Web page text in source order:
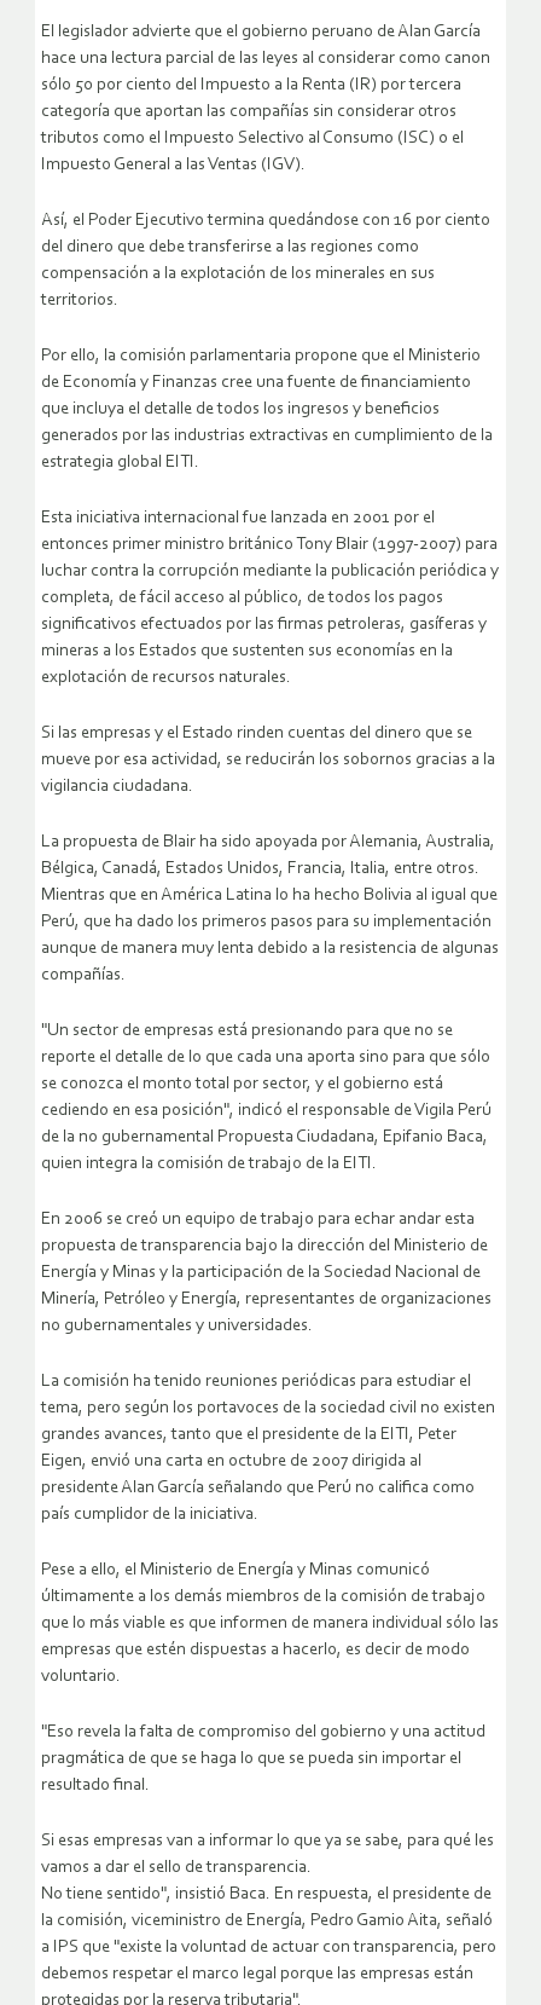
El legislador advierte que el gobierno peruano de Alan García
hace una lectura parcial de las leyes al considerar como canon
sólo 50 por ciento del Impuesto a la Renta (IR) por tercera
categoría que aportan las compañías sin considerar otros
tributos como el Impuesto Selectivo al Consumo (ISC) o el
Impuesto General a las Ventas (IGV).
Así, el Poder Ejecutivo termina quedándose con 16 por ciento
del dinero que debe transferirse a las regiones como
compensación a la explotación de los minerales en sus
territorios.
Por ello, la comisión parlamentaria propone que el Ministerio
de Economía y Finanzas cree una fuente de financiamiento
que incluya el detalle de todos los ingresos y beneficios
generados por las industrias extractivas en cumplimiento de la
estrategia global EITI.
Esta iniciativa internacional fue lanzada en 2001 por el
entonces primer ministro británico Tony Blair (1997-2007) para
luchar contra la corrupción mediante la publicación periódica y
completa, de fácil acceso al público, de todos los pagos
significativos efectuados por las firmas petroleras, gasíferas y
mineras a los Estados que sustenten sus economías en la
explotación de recursos naturales.
Si las empresas y el Estado rinden cuentas del dinero que se
mueve por esa actividad, se reducirán los sobornos gracias a la
vigilancia ciudadana.
La propuesta de Blair ha sido apoyada por Alemania, Australia,
Bélgica, Canadá, Estados Unidos, Francia, Italia, entre otros.
Mientras que en América Latina lo ha hecho Bolivia al igual que
Perú, que ha dado los primeros pasos para su implementación
aunque de manera muy lenta debido a la resistencia de algunas
compañías.
"Un sector de empresas está presionando para que no se
reporte el detalle de lo que cada una aporta sino para que sólo
se conozca el monto total por sector, y el gobierno está
cediendo en esa posición", indicó el responsable de Vigila Perú
de la no gubernamental Propuesta Ciudadana, Epifanio Baca,
quien integra la comisión de trabajo de la EITI.
En 2006 se creó un equipo de trabajo para echar andar esta
propuesta de transparencia bajo la dirección del Ministerio de
Energía y Minas y la participación de la Sociedad Nacional de
Minería, Petróleo y Energía, representantes de organizaciones
no gubernamentales y universidades.
La comisión ha tenido reuniones periódicas para estudiar el
tema, pero según los portavoces de la sociedad civil no existen
grandes avances, tanto que el presidente de la EITI, Peter
Eigen, envió una carta en octubre de 2007 dirigida al
presidente Alan García señalando que Perú no califica como
país cumplidor de la iniciativa.
Pese a ello, el Ministerio de Energía y Minas comunicó
últimamente a los demás miembros de la comisión de trabajo
que lo más viable es que informen de manera individual sólo las
empresas que estén dispuestas a hacerlo, es decir de modo
voluntario.
"Eso revela la falta de compromiso del gobierno y una actitud
pragmática de que se haga lo que se pueda sin importar el
resultado final.
Si esas empresas van a informar lo que ya se sabe, para qué les
vamos a dar el sello de transparencia.
No tiene sentido", insistió Baca. En respuesta, el presidente de
la comisión, viceministro de Energía, Pedro Gamio Aita, señaló
a IPS que "existe la voluntad de actuar con transparencia, pero
debemos respetar el marco legal porque las empresas están
protegidas por la reserva tributaria".